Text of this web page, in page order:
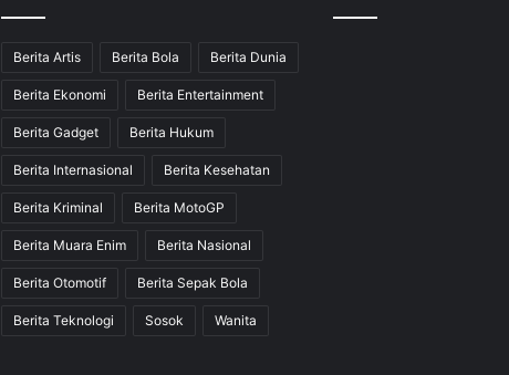
Berita Artis Berita Bola Berita Dunia
Berita Ekonomi Berita Entertainment
Berita Gadget Berita Hukum
Berita Internasional Berita Kesehatan
Berita Kriminal Berita MotoGP
Berita Muara Enim Berita Nasional
Berita Otomotif Berita Sepak Bola
Berita Teknologi Sosok Wanita